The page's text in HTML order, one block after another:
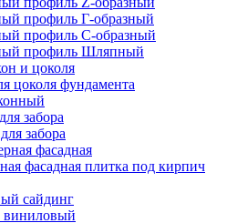
профиль Г-образный
профиль С-образный
профиль Шляпный
и цоколя
цоколя фундамента
забора
забора
фасадная
фасадная плитка под кирпич
сайдинг
виниловый